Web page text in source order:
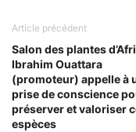
Article précédent
Salon des plantes
Ibrahim Ouattara
(promoteur) appelle à
prise de conscience
préserver et valoriser
espèces